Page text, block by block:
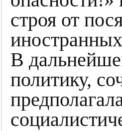
строя от
В
политику,